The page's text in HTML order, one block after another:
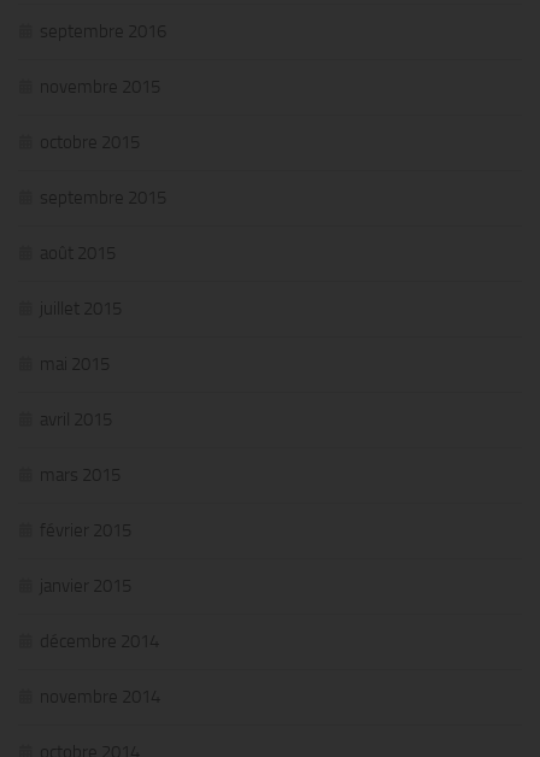
septembre 2016
novembre 2015
octobre 2015
septembre 2015
août 2015
juillet 2015
mai 2015
avril 2015
mars 2015
février 2015
janvier 2015
décembre 2014
novembre 2014
octobre 2014